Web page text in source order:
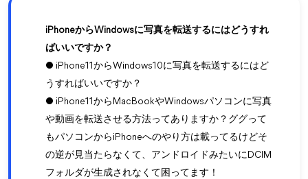
iPhoneからWindowsに写真を転送するにはどうすれ
ばいいですか？
● iPhone11からWindows10に写真を転送するにはど
うすればいいですか？
● iPhone11からMacBookやWindowsパソコンに写真
や動画を転送させる方法ってありますか？ググって
もパソコンからiPhoneへのやり方は載ってるけどそ
の逆が見当たらなくて、アンドロイドみたいにDCIM
フォルダが生成されなくて困ってます！